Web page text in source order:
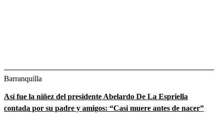
Barranquilla
Así fue la niñez del presidente Abelardo De La Espriella
contada por su padre y amigos: “Casi muere antes de nacer”